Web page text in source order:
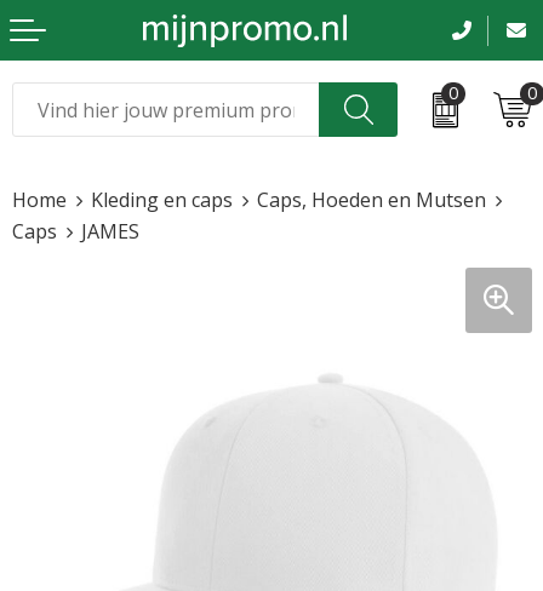
0 0
Kleding & caps
Beurs en evenementen
Sinterklaas
Home Kleding en caps
Caps, Hoeden en Mutsen
Caps
JAMES